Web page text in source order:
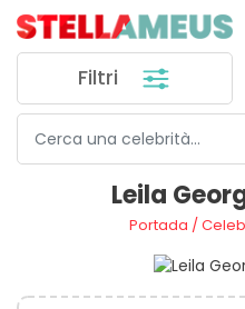
Filtri
Leila
Portada /